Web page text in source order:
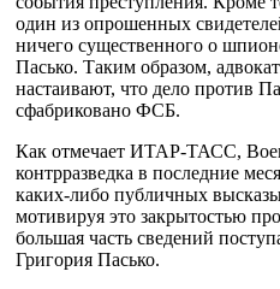
один из опрошенных
ничего существенного о
Пасько. Таким образом,
настаивают, что дело против
сфабриковано ФСБ.
Как отмечает ИТАР-ТАСС,
контрразведка в последние
каких-либо публичных
мотивируя это закрытостью
большая часть сведений
Григория Пасько.